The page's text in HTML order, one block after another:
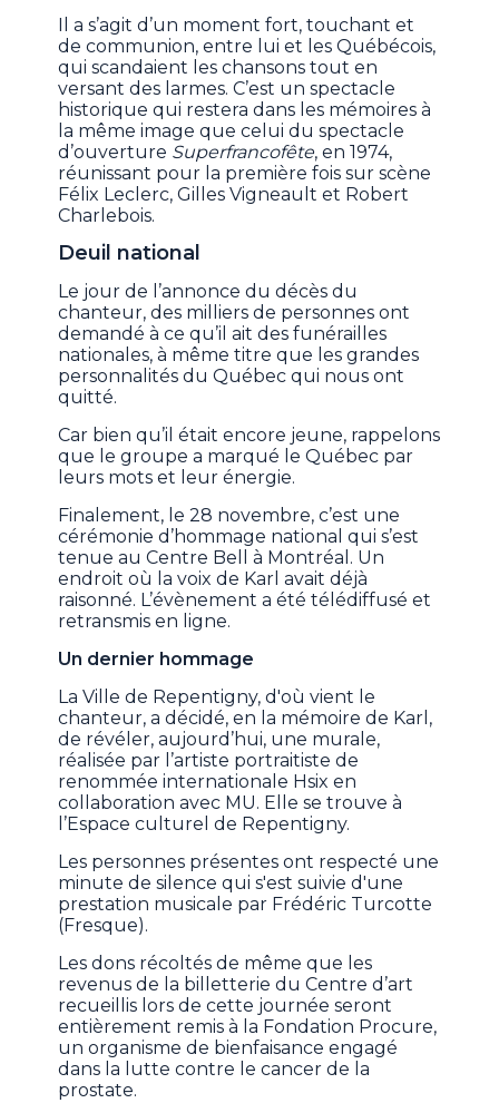
Il a s’agit d’un moment fort, touchant et
de communion, entre lui et les Québécois,
qui scandaient les chansons tout en
versant des larmes. C’est un spectacle
historique qui restera dans les mémoires à
la même image que celui du spectacle
d’ouverture Superfrancofête, en 1974,
réunissant pour la première fois sur scène
Félix Leclerc, Gilles Vigneault et Robert
Charlebois.
Deuil national
Le jour de l’annonce du décès du
chanteur, des milliers de personnes ont
demandé à ce qu’il ait des funérailles
nationales, à même titre que les grandes
personnalités du Québec qui nous ont
quitté.
Car bien qu’il était encore jeune, rappelons
que le groupe a marqué le Québec par
leurs mots et leur énergie.
Finalement, le 28 novembre, c’est une
cérémonie d’hommage national qui s’est
tenue au Centre Bell à Montréal. Un
endroit où la voix de Karl avait déjà
raisonné. L’évènement a été télédiffusé et
retransmis en ligne.
Un dernier hommage
La Ville de Repentigny, d'où vient le
chanteur, a décidé, en la mémoire de Karl,
de révéler, aujourd’hui, une murale,
réalisée par l’artiste portraitiste de
renommée internationale Hsix en
collaboration avec MU. Elle se trouve à
l’Espace culturel de Repentigny.
Les personnes présentes ont respecté une
minute de silence qui s'est suivie d'une
prestation musicale par Frédéric Turcotte
(Fresque).
Les dons récoltés de même que les
revenus de la billetterie du Centre d’art
recueillis lors de cette journée seront
entièrement remis à la Fondation Procure,
un organisme de bienfaisance engagé
dans la lutte contre le cancer de la
prostate.